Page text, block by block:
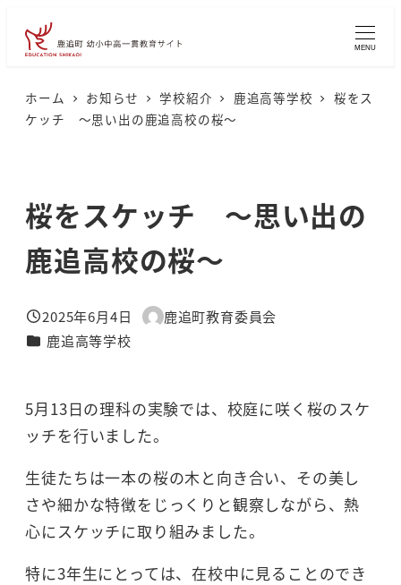
MENU
ホーム お知らせ 学校紹介 鹿追高等学校
桜をス
ケッチ ～思い出の鹿追高校の桜～
桜をスケッチ ～思い出の
鹿追高校の桜～
投稿日
2025年6月4日
著
鹿追町教育委員会
カテゴリー
鹿追高等学校
5月13日の理科の実験では、校庭に咲く桜のスケ
ッチを行いました。
生徒たちは一本の桜の木と向き合い、その美し
さや細かな特徴をじっくりと観察しながら、熱
心にスケッチに取り組みました。
特に3年生にとっては、在校中に見ることのでき